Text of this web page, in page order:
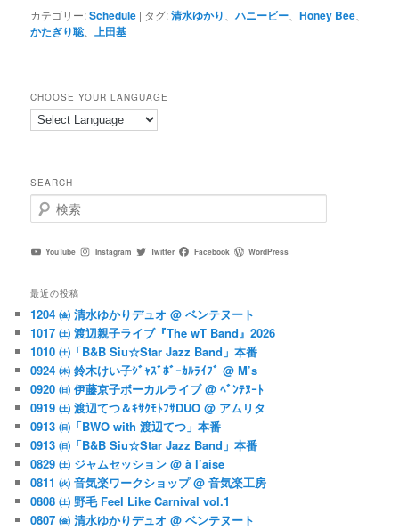
カテゴリー:Schedule | タグ:清水ゆかり 、ハニービー 、Honey Bee
かたぎり聡 上田基
CHOOSE YOUR LANGUAGE
SEARCH
検
索
YouTube Instagram Twitter Facebook WordPress
最近の投稿
1204 ㈮ 清水ゆかりデュオ @ ベンテヌート
1017 ㈯ 渡辺親子ライブ『The wT Band』2026
1010 ㈯「B&B Siu☆Star Jazz Band」本番
0924 ㈭ 鈴木けい子ｼﾞｬｽﾞﾎﾞｰｶﾙﾗｲﾌﾞ @ M’s
0920 ㈰ 伊藤京子ボーカルライブ @ ﾍﾞﾝﾃﾇｰﾄ
0919 ㈯ 渡辺てつ＆ｷｻｸﾓﾄﾌｻDUO @ アムリタ
0913 ㈰「BWO with 渡辺てつ」本番
0913 ㈰「B&B Siu☆Star Jazz Band」本番
0829 ㈯ ジャムセッション @ à l’aise
0811 ㈫ 音気楽ワークショップ @ 音気楽工房
0808 ㈯ 野毛 Feel Like Carnival vol.1
0807 ㈮ 清水ゆかりデュオ @ ベンテヌート